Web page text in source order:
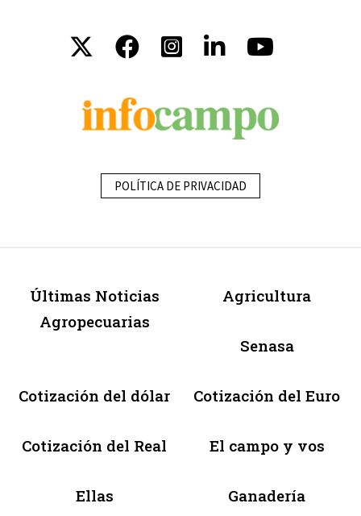
POLÍTICA DE PRIVACIDAD
Últimas Noticias
Agropecuarias
Agricultura
Senasa
Cotización del dólar Cotización del Euro
Cotización del Real El campo y vos
Ellas Ganadería